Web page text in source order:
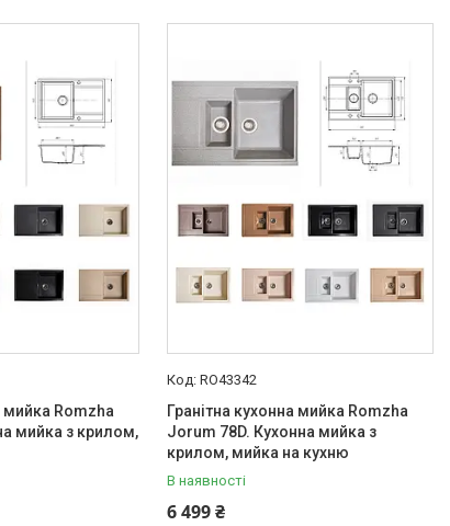
мийка Romzha
мийка з крилом,
RO43342
Гранітна кухонна мийка Romzha
Jorum 78D. Кухонна мийка з
крилом, мийка на кухню
В наявності
6 499 ₴